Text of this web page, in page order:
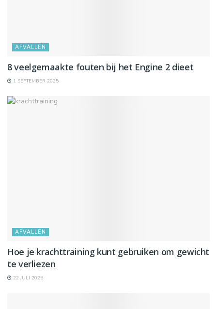
AFVALLEN
8 veelgemaakte fouten bij het Engine 2 dieet
1 SEPTEMBER 2025
AFVALLEN
Hoe je krachttraining kunt gebruiken om gewicht
te verliezen
22 JULI 2025